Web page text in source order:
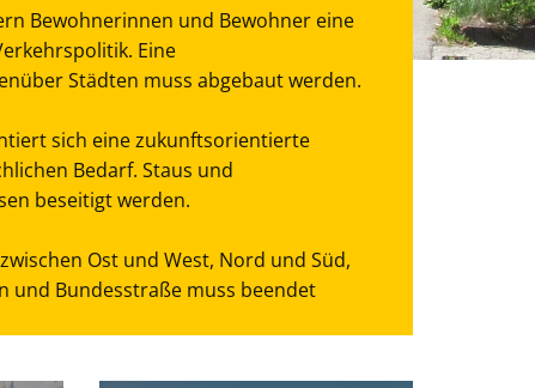
Bewohnerinnen und Bewohner eine
Eine
Städten muss abgebaut werden.
sich eine zukunftsorientierte
Bedarf. Staus und
beseitigt werden.
Ost und West, Nord und Süd,
und Bundesstraße muss beendet